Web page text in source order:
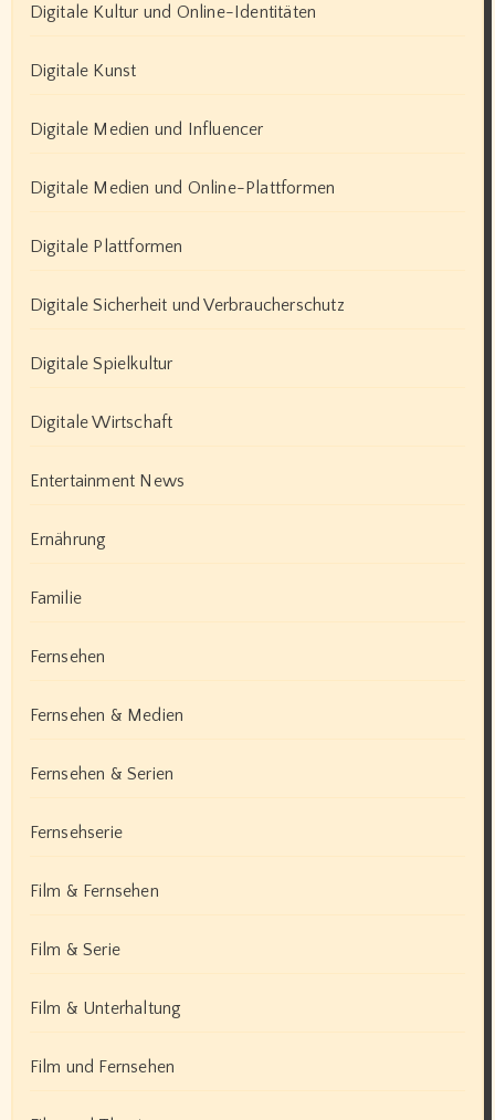
Digitale Kultur und Online-Identitäten
Digitale Kunst
Digitale Medien und Influencer
Digitale Medien und Online-Plattformen
Digitale Plattformen
Digitale Sicherheit und Verbraucherschutz
Digitale Spielkultur
Digitale Wirtschaft
Entertainment News
Ernährung
Familie
Fernsehen
Fernsehen & Medien
Fernsehen & Serien
Fernsehserie
Film & Fernsehen
Film & Serie
Film & Unterhaltung
Film und Fernsehen